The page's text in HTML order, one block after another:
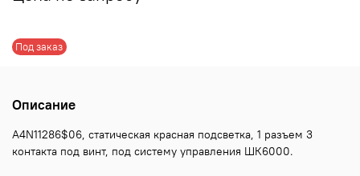
Под заказ
Описание
A4N11286$06, статическая красная подсветка, 1 разъем 3
контакта под винт, под систему управления ШК6000.